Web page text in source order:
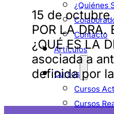
¿Quiénes
Contacto
Artículos
Cursos
Cursos
Cursos
15 de
POR LA DRA.
¿QUÉ ES LA
asociada a
definida por